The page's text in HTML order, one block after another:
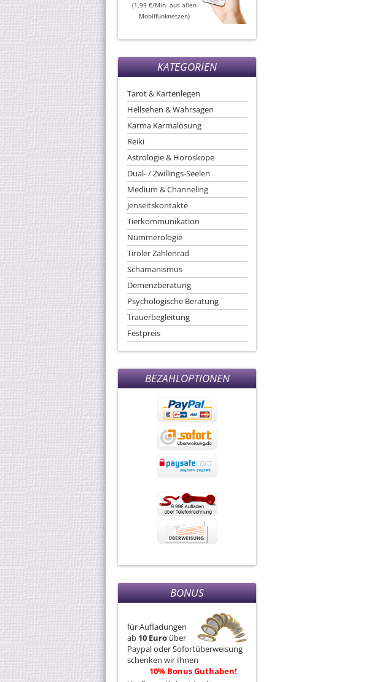
(1,99 €/Min. aus allen
Mobilfunknetzen)
KATEGORIEN
Tarot & Kartenlegen
Hellsehen & Wahrsagen
Karma Karmalösung
Reiki
Astrologie & Horoskope
Dual- / Zwillings-Seelen
Medium & Channeling
Jenseitskontakte
Tierkommunikation
Nummerologie
Tiroler Zahlenrad
Schamanismus
Demenzberatung
Psychologische Beratung
Trauerbegleitung
Festpreis
BEZAHLOPTIONEN
BONUS
für Aufladungen
ab 10 Euro über
Paypal oder Sofortüberweisung
schenken wir Ihnen
10% Bonus Guthaben!